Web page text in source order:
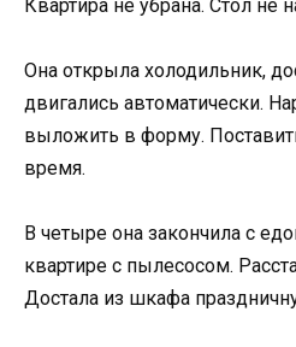
Квартира не убрана. Стол не
Она открыла холодильник,
двигались автоматически.
выложить в форму.
время.
В четыре она закончила с
квартире с пылесосом.
Достала из шкафа